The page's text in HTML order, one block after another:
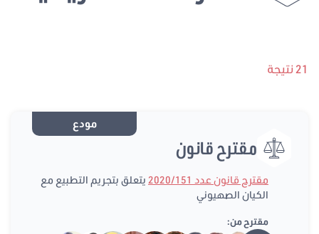
21 نتيجة
مودع
مقترح قانون
مقترح قانون عدد 2020/151
يتعلق بتجريم التطبيع مع
الكيان الصهيوني
مقترح من: